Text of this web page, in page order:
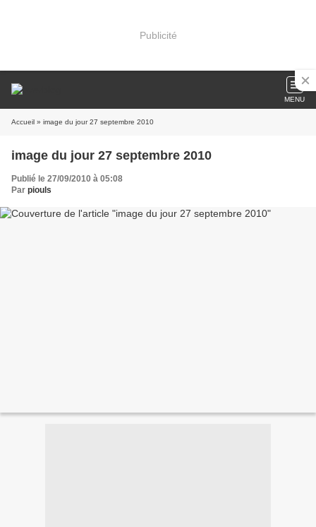
Publicité
MENU
Accueil » image du jour 27 septembre 2010
image du jour 27 septembre 2010
Publié le 27/09/2010 à 05:08
Par piouls